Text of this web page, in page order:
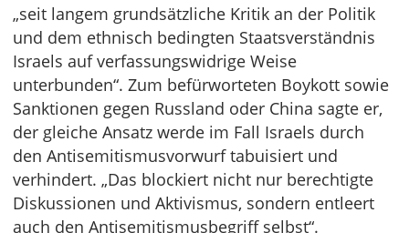
„seit langem grundsätzliche Kritik an der Politik
und dem ethnisch bedingten Staatsverständnis
Israels auf verfassungswidrige Weise
unterbunden“. Zum befürworteten Boykott sowie
Sanktionen gegen Russland oder China sagte er,
der gleiche Ansatz werde im Fall Israels durch
den Antisemitismusvorwurf tabuisiert und
verhindert. „Das blockiert nicht nur berechtigte
Diskussionen und Aktivismus, sondern entleert
auch den Antisemitismusbegriff selbst“.